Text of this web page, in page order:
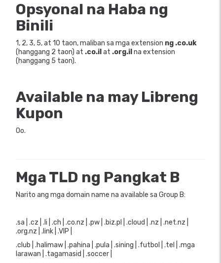
Opsyonal na Haba ng
Binili
1, 2, 3, 5, at 10 taon, maliban sa mga extension ng .co.uk
(hanggang 2 taon) at .co.il at .org.il na extension
(hanggang 5 taon).
Available na may Libreng
Kupon
Oo.
Mga TLD ng Pangkat B
Narito ang mga domain name na available sa Group B:
.sa | .cz | .li | .ch | .co.nz | .pw | .biz.pl | .cloud | .nz | .net.nz |
.org.nz | .link | .VIP |
.club | .halimaw | .pahina | .pula | .sining | .futbol | .tel | .mga
larawan | .tagamasid | .soccer |